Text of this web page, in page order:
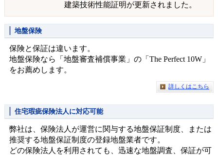
建築技術性能証明が更新されました。
2022-09-05
ETP-G工法の建築技術性能証明が更新さ
れました。
2022-04-18
クロスウィングコラム工法(CWC工法)の
建築技術性能証明が更新されました。
地盤保険
保険と保証は違います。
地盤保険なら「地盤審査補償事業」の「The Perfect 10W」
をお薦めします。
詳しくはこちら
住宅瑕疵保険法人に対応可能
弊社は、保険法人が運営に関与する地盤保証制度、または
推奨する地盤保証制度の登録地盤業者です。
どの保険法人を利用されても、迅速な地盤調査、保証が可